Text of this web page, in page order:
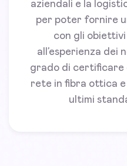
aziendali e la
per poter fornire
con gli
all’esperienza dei
grado di certificare
rete in fibra ottica
ultimi